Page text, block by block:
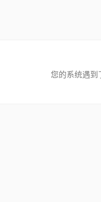
您的系统遇到